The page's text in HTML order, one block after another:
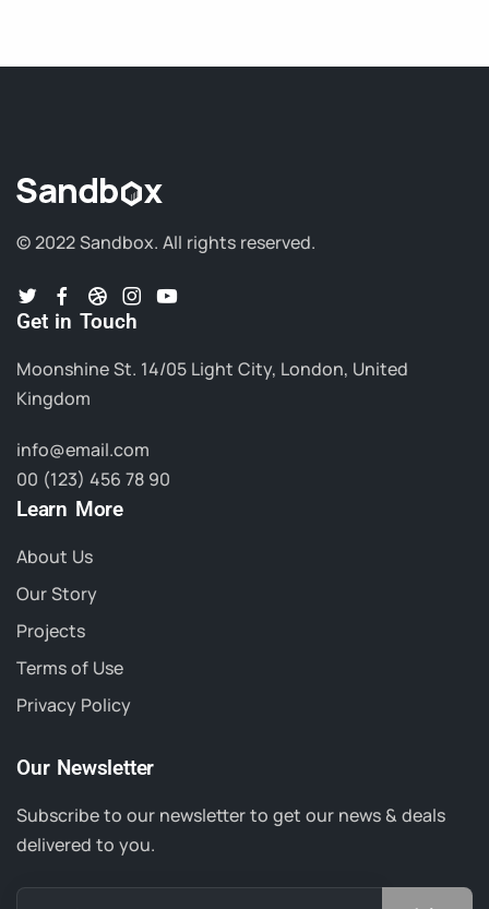
© 2022 Sandbox. All rights reserved.
Get in Touch
Moonshine St. 14/05 Light City, London, United
Kingdom
info@email.com
00 (123) 456 78 90
Learn More
About Us
Our Story
Projects
Terms of Use
Privacy Policy
Our Newsletter
Subscribe to our newsletter to get our news & deals
delivered to you.